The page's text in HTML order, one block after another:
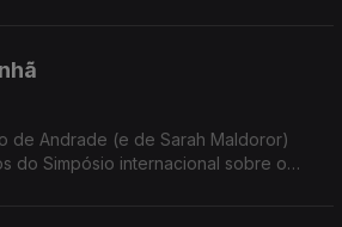
de Andrade (e de Sarah Maldoror)
do Simpósio internacional sobre o